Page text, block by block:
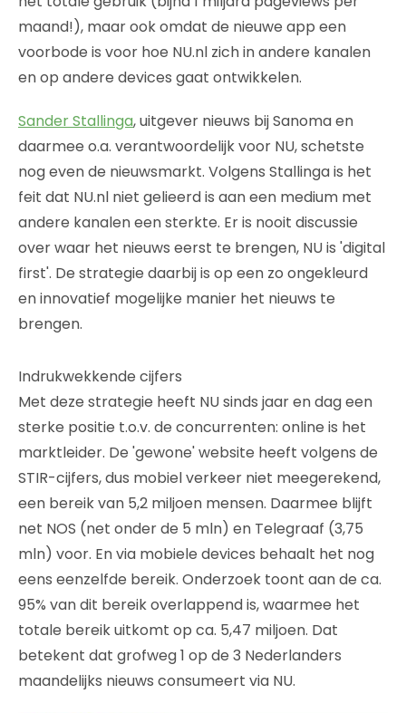
maand!), maar ook omdat de nieuwe app een
voorbode is voor hoe NU.nl zich in andere kanalen
en op andere devices gaat ontwikkelen.
Sander Stallinga, uitgever nieuws bij Sanoma en
daarmee o.a. verantwoordelijk voor NU, schetste
nog even de nieuwsmarkt. Volgens Stallinga is het
feit dat NU.nl niet gelieerd is aan een medium met
andere kanalen een sterkte. Er is nooit discussie
over waar het nieuws eerst te brengen, NU is 'digital
first'. De strategie daarbij is op een zo ongekleurd
en innovatief mogelijke manier het nieuws te
brengen.
Indrukwekkende cijfers
Met deze strategie heeft NU sinds jaar en dag een
sterke positie t.o.v. de concurrenten: online is het
marktleider. De 'gewone' website heeft volgens de
STIR-cijfers, dus mobiel verkeer niet meegerekend,
een bereik van 5,2 miljoen mensen. Daarmee blijft
net NOS (net onder de 5 mln) en Telegraaf (3,75
mln) voor. En via mobiele devices behaalt het nog
eens eenzelfde bereik. Onderzoek toont aan de ca.
95% van dit bereik overlappend is, waarmee het
totale bereik uitkomt op ca. 5,47 miljoen. Dat
betekent dat grofweg 1 op de 3 Nederlanders
maandelijks nieuws consumeert via NU.